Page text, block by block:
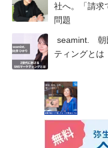
社へ。「請求
問題
seamint. 朝
ティングとは